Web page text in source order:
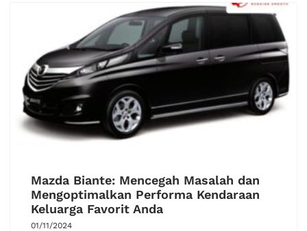
Mazda Biante: Mencegah Masalah dan
Mengoptimalkan Performa Kendaraan
Keluarga Favorit Anda
01/11/2024